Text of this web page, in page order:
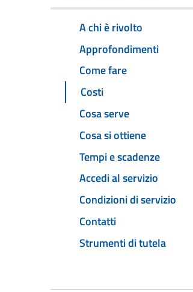
A chi è rivolto
Approfondimenti
Come fare
Costi
Cosa serve
Cosa si ottiene
Tempi e scadenze
Accedi al servizio
Condizioni di servizio
Contatti
Strumenti di tutela